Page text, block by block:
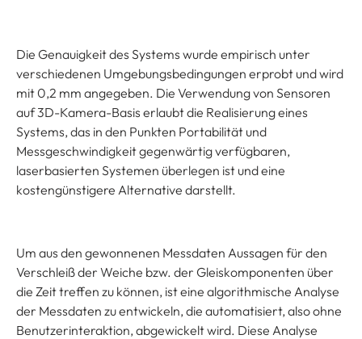
Die Genauigkeit des Systems wurde empirisch unter
verschiedenen Umgebungsbedingungen erprobt und wird
mit 0,2 mm angegeben. Die Verwendung von Sensoren
auf 3D-Kamera-Basis erlaubt die Realisierung eines
Systems, das in den Punkten Portabilität und
Messgeschwindigkeit gegenwärtig verfügbaren,
laserbasierten Systemen überlegen ist und eine
kostengünstigere Alternative darstellt.
Um aus den gewonnenen Messdaten Aussagen für den
Verschleiß der Weiche bzw. der Gleiskomponenten über
die Zeit treffen zu können, ist eine algorithmische Analyse
der Messdaten zu entwickeln, die automatisiert, also ohne
Benutzerinteraktion, abgewickelt wird. Diese Analyse